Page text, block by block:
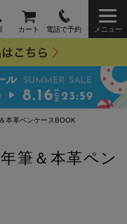
カート 電話で予約 メニュー
本革ペンケースBOOK
筆＆本革ペン